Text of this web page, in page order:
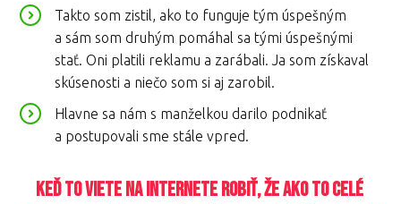
Takto som zistil, ako to funguje tým úspešným
a sám som druhým pomáhal sa tými úspešnými
stať. Oni platili reklamu a zarábali. Ja som získaval
skúsenosti a niečo som si aj zarobil.
Hlavne sa nám s manželkou darilo podnikať
a postupovali sme stále vpred.
Keď to viete na internete robiť, že ako to celé